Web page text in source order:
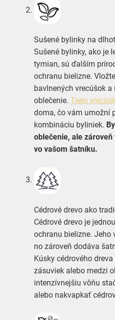
Sušené bylinky na
Sušené bylinky, ako je
tymian, sú ďalším
ochranu bielizne.
bavlnených vrecúšok
oblečenie.Tieto
doma, čo vám umožní
kombináciu byliniek.
oblečenie, ale
vo vašom šatníku.
Cédrové drevo ako
Cédrové drevo je
ochranu bielizne. Jeho
no zároveň dodáva
Kúsky cédrového
zásuviek alebo medzi
intenzívnejšiu vôňu
alebo nakvapkať